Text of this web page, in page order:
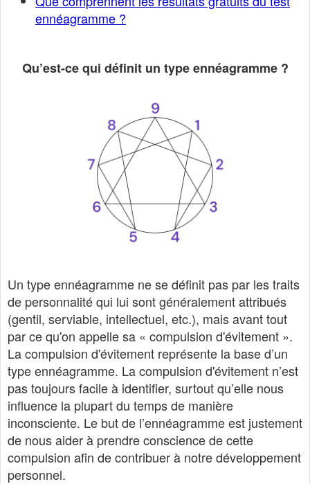
ennéagramme ?
Qu’est-ce qui définit un type ennéagramme ?
Un type ennéagramme ne se définit pas par les traits
de personnalité qui lui sont généralement attribués
(gentil, serviable, intellectuel, etc.), mais avant tout
par ce qu'on appelle sa « compulsion d'évitement ».
La compulsion d'évitement représente la base d’un
type ennéagramme. La compulsion d'évitement n’est
pas toujours facile à identifier, surtout qu’elle nous
influence la plupart du temps de manière
inconsciente. Le but de l’ennéagramme est justement
de nous aider à prendre conscience de cette
compulsion afin de contribuer à notre développement
personnel.